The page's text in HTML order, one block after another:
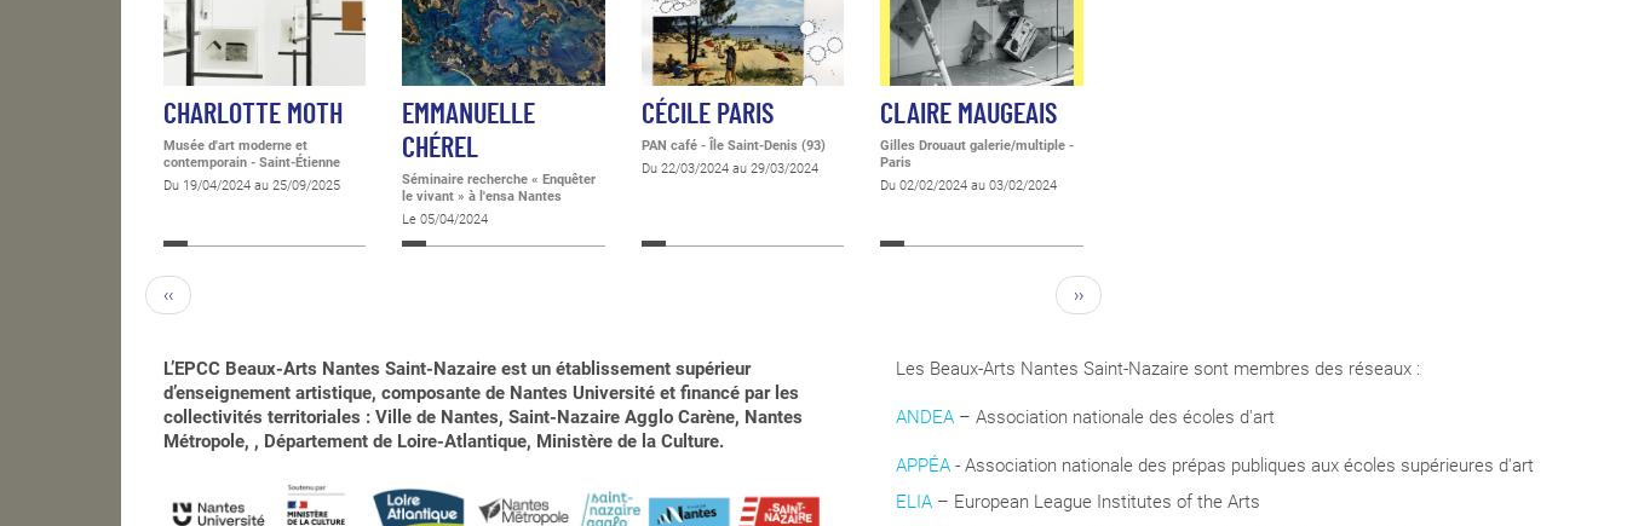
CHARLOTTE MOTH
Musée d'art moderne et
contemporain - Saint-Étienne
Du 19/04/2024 au 25/09/2025
EMMANUELLE
CHÉREL
Séminaire recherche « Enquêter
le vivant » à l'ensa Nantes
Le 05/04/2024
CÉCILE PARIS
PAN café - Île Saint-Denis (93)
Du 22/03/2024 au 29/03/2024
CLAIRE MAUGEAIS
Gilles Drouaut galerie/multiple -
Paris
Du 02/02/2024 au 03/02/2024
‹‹ ››
L’EPCC Beaux-Arts Nantes Saint-Nazaire est un établissement supérieur
d’enseignement artistique, composante de Nantes Université et financé par les
collectivités territoriales : Ville de Nantes, Saint-Nazaire Agglo Carène, Nantes
Métropole, , Département de Loire-Atlantique, Ministère de la Culture.
Les Beaux-Arts Nantes Saint-Nazaire sont membres des réseaux :
ANDEA – Association nationale des écoles d'art
APPÉA - Association nationale des prépas publiques aux écoles supérieures d'art
ELIA – European League Institutes of the Arts